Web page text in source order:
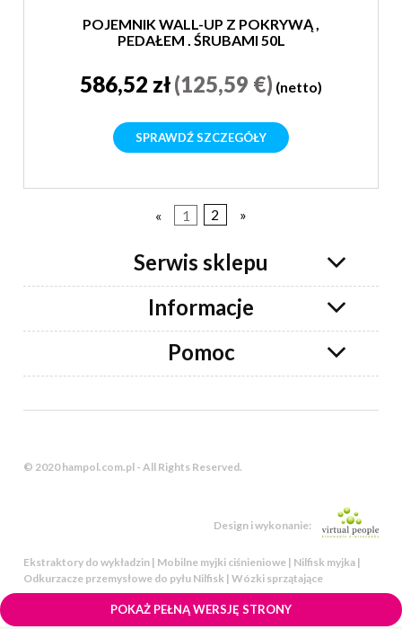
POJEMNIK WALL-UP Z POKRYWĄ ,
PEDAŁEM , ŚRUBAMI 50L
586,52 zł(125,59 €) (netto)
SPRAWDŹ SZCZEGÓŁY
« 1 2 »
Serwis sklepu
Informacje
Pomoc
© 2020 hampol.com.pl - All Rights Reserved.
Design i wykonanie:
Ekstraktory do wykładzin | Mobilne myjki ciśnieniowe | Nilfisk myjka |
Odkurzacze przemysłowe do pyłu Nilfisk | Wózki sprzątające
POKAŻ PEŁNĄ WERSJĘ STRONY